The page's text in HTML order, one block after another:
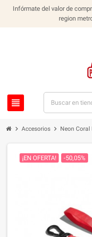
Infórmate del valor de
region
view_headline
chevron_right Accesorios chevron_right Neon Coral
¡EN OFERTA! -50,05%